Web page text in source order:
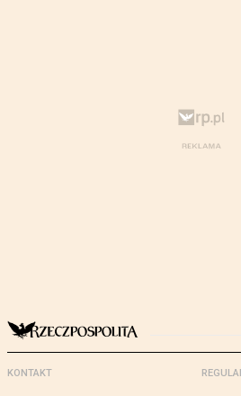
KONTAKT